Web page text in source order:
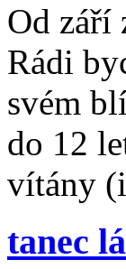
Od září
Rádi
svém
do 12
vítány
tanec